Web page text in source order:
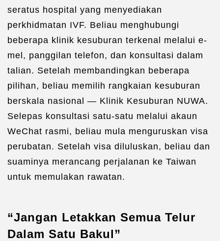
seratus hospital yang menyediakan
perkhidmatan IVF. Beliau menghubungi
beberapa klinik kesuburan terkenal melalui e-
mel, panggilan telefon, dan konsultasi dalam
talian. Setelah membandingkan beberapa
pilihan, beliau memilih rangkaian kesuburan
berskala nasional — Klinik Kesuburan NUWA.
Selepas konsultasi satu-satu melalui akaun
WeChat rasmi, beliau mula menguruskan visa
perubatan. Setelah visa diluluskan, beliau dan
suaminya merancang perjalanan ke Taiwan
untuk memulakan rawatan.
“Jangan Letakkan Semua Telur
Dalam Satu Bakul”